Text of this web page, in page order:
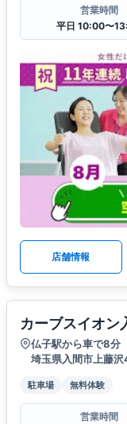
営業時間
平日 10:00〜
店舗情報
カーブスイオン
仏子駅から車で8分
埼玉県入間市上藤
駐車場 無料体験
営業時間